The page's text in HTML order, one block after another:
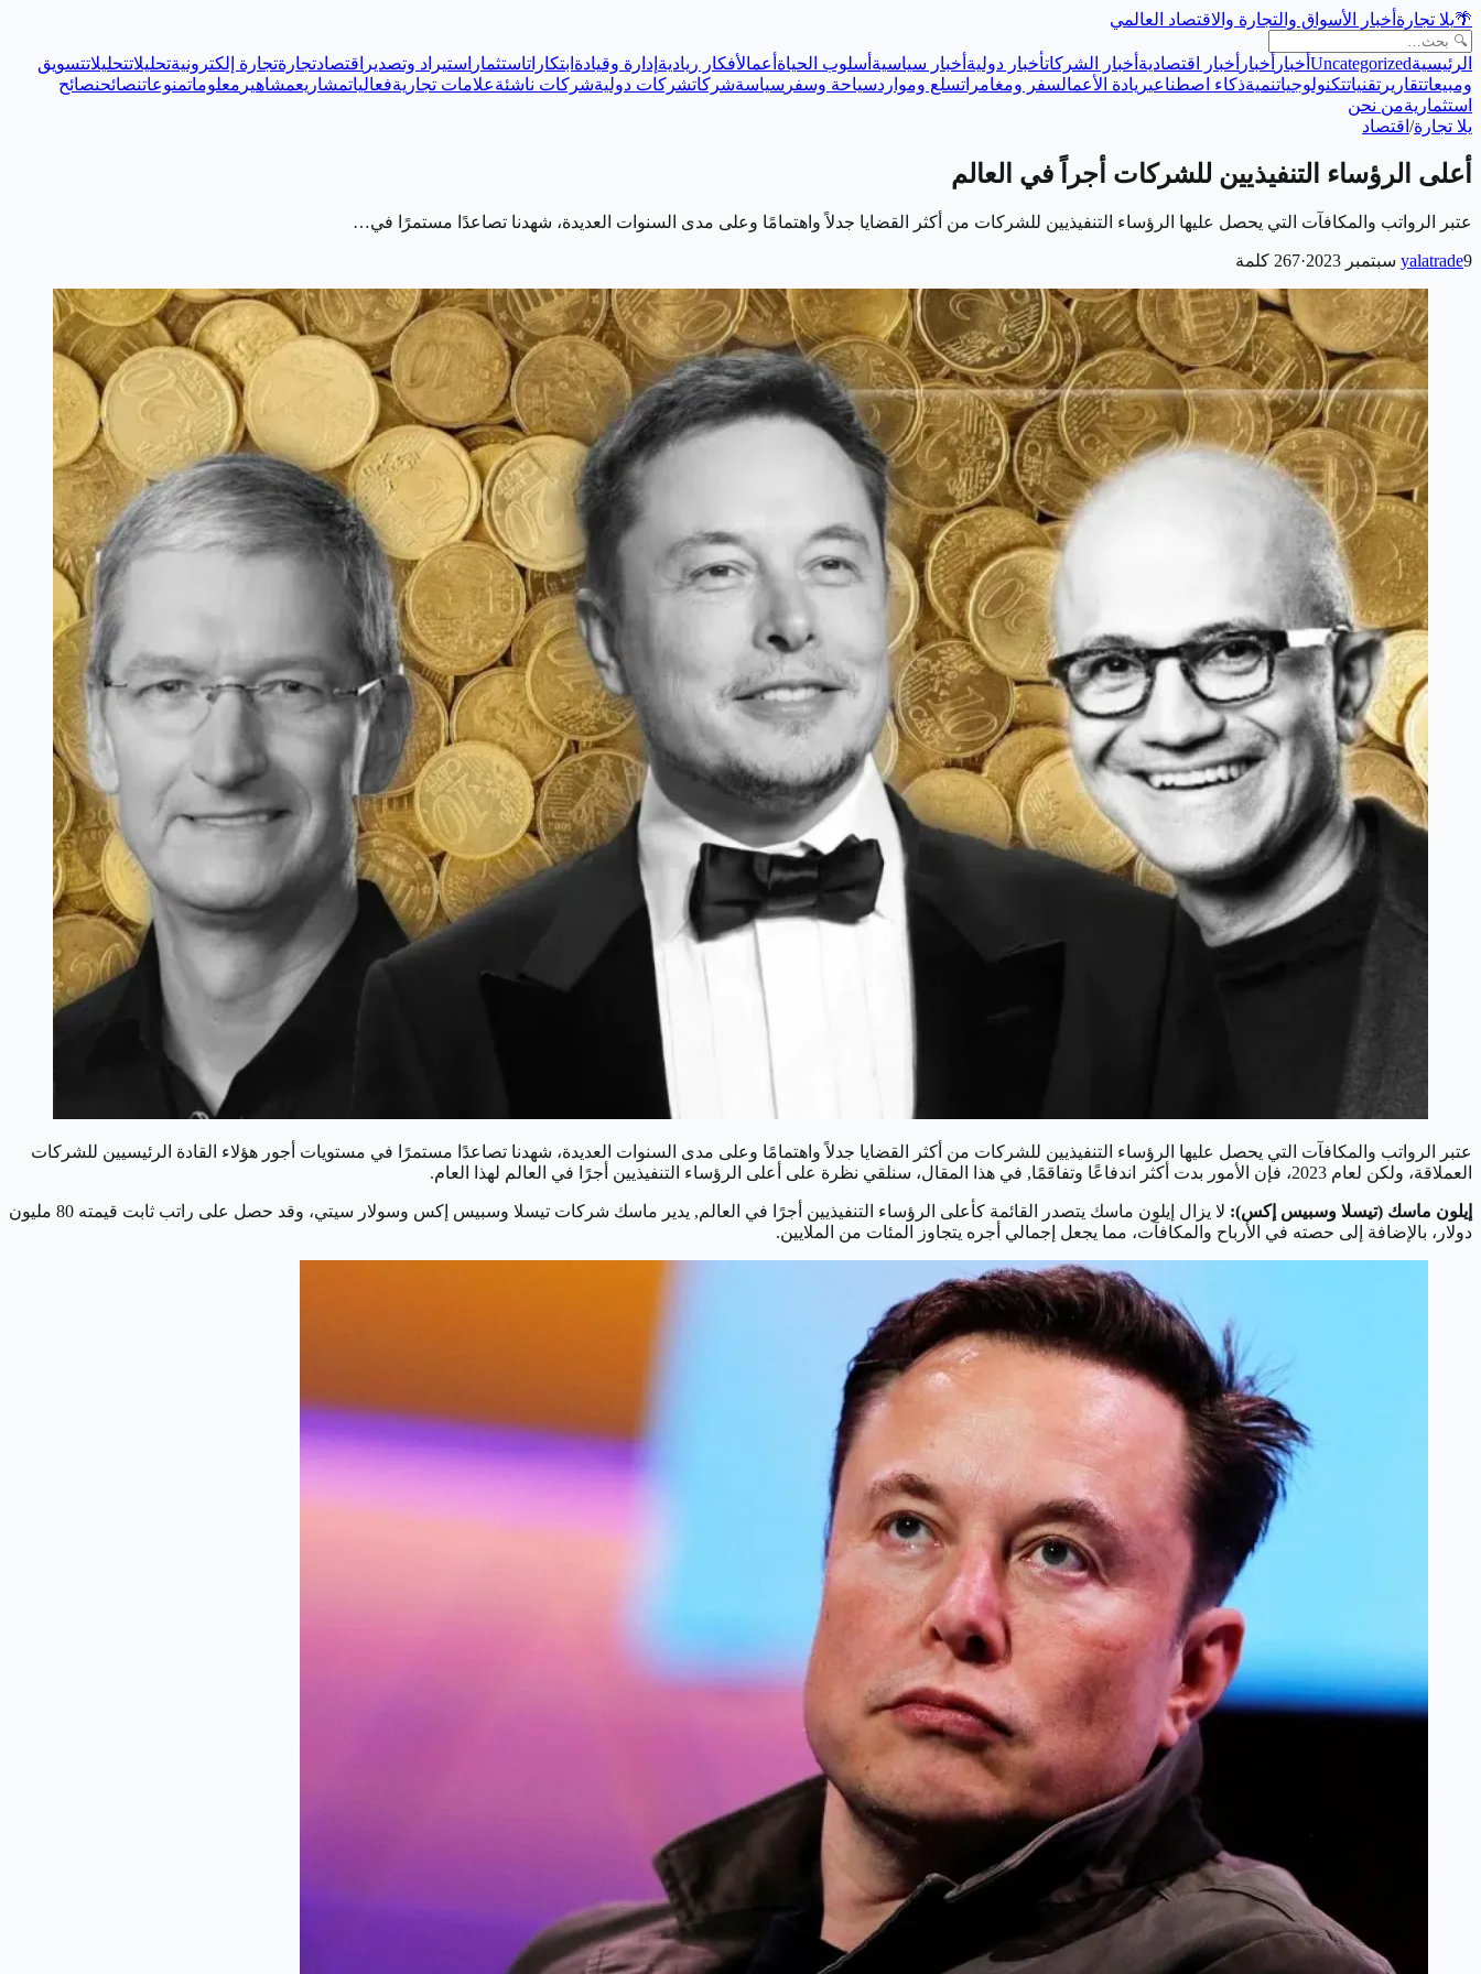
🌴يلا تجارة أخبار الأسواق والتجارة والاقتصاد العالمي
الرئيسيةUncategorized أخبار أخبار أخبار اقتصادية أخبار الشركاتأخبار دولية أخبار سياسية أسلوب الحياة أعمالأفكار ريادية إدارة وقيادة ابتكاراتاستثمار استيراد وتصدير اقتصادتجارةتجارة إلكترونيةتحليلاتتحليلاتتسويق
ومبيعاتتقارير تقنياتتكنولوجياتنميةذكاء اصطناعيريادة الأعمالسفر ومغامراتسلع ومواردسياحة وسفر سياسةشركاتشركات دوليةشركات ناشئةعلامات تجاريةفعالياتمشاريعمشاهير معلوماتمنوعاتنصائحنصائح
استثماريةمن نحن
يلا تجارة/ اقتصاد
أعلى الرؤساء التنفيذيين للشركات أجراً في العالم
عتبر الرواتب والمكافآت التي يحصل عليها الرؤساء التنفيذيين للشركات من أكثر القضايا جدلاً واهتمامًا وعلى مدى السنوات العديدة، شهدنا تصاعدًا مستمرًا في…
yalatrade9 سبتمبر 2023 ·
267 كلمة
عتبر الرواتب والمكافآت التي يحصل عليها الرؤساء التنفيذيين للشركات من أكثر القضايا جدلاً واهتمامًا وعلى مدى السنوات العديدة، شهدنا تصاعدًا مستمرًا في مستويات أجور هؤلاء القادة الرئيسيين للشركات
العملاقة، ولكن لعام 2023، فإن الأمور بدت أكثر اندفاعًا وتفاقمًا, في هذا المقال، سنلقي نظرة على أعلى الرؤساء التنفيذيين أجرًا في العالم لهذا العام.
إيلون ماسك (تيسلا وسبيس إكس):
لا يزال إيلون ماسك يتصدر القائمة كأعلى الرؤساء التنفيذيين أجرًا في العالم, يدير ماسك شركات تيسلا وسبيس إكس وسولار سيتي، وقد حصل على راتب ثابت قيمته 80 مليون
دولار، بالإضافة إلى حصته في الأرباح والمكافآت، مما يجعل إجمالي أجره يتجاوز المئات من الملايين.